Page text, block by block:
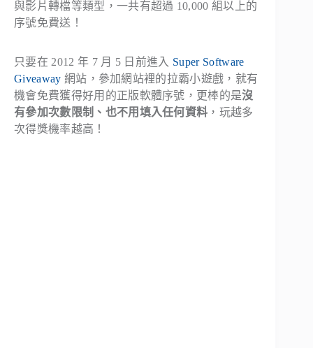
與影片轉檔等類型，一共有超過 10,000 組以上的
序號免費送！
只要在 2012 年 7 月 5 日前進入 Super Software
Giveaway 網站，參加網站裡的拉霸小遊戲，就有
機會免費獲得好用的正版軟體序號，更棒的是沒
有參加次數限制、也不用填入任何資料 ，玩越多
次得獎機率越高！